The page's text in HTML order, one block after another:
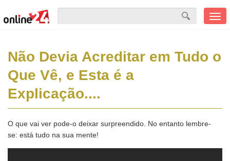
Não Devia Acreditar em Tudo o
Que Vê, e Esta é a
Explicação....
O que vai ver pode-o deixar surpreendido. No entanto lembre-
se: está tudo na sua mente!